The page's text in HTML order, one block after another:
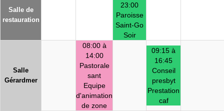
Salle de
restauration
23:00
Paroisse
Saint-Go
Soir
Salle
Gérardmer
08:00 à
14:00
Pastorale
sant
Equipe
d'animation
de zone
09:15 à
16:45
Conseil
presbyt
Prestation
caf